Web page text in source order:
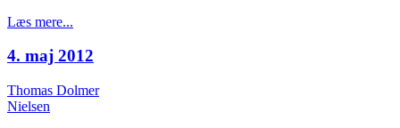
Læs mere...
4. maj 2012
Thomas Dolmer
Nielsen